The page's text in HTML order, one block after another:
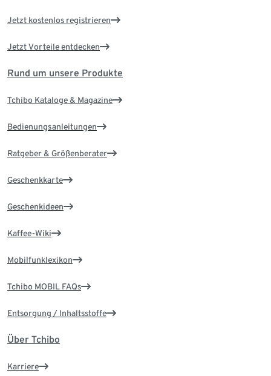
Jetzt kostenlos registrieren
Jetzt Vorteile entdecken
Rund um unsere Produkte
Tchibo Kataloge & Magazine
Bedienungsanleitungen
Ratgeber & Größenberater
Geschenkkarte
Geschenkideen
Kaffee-Wiki
Mobilfunklexikon
Tchibo MOBIL FAQs
Entsorgung / Inhaltsstoffe
Über Tchibo
Karriere